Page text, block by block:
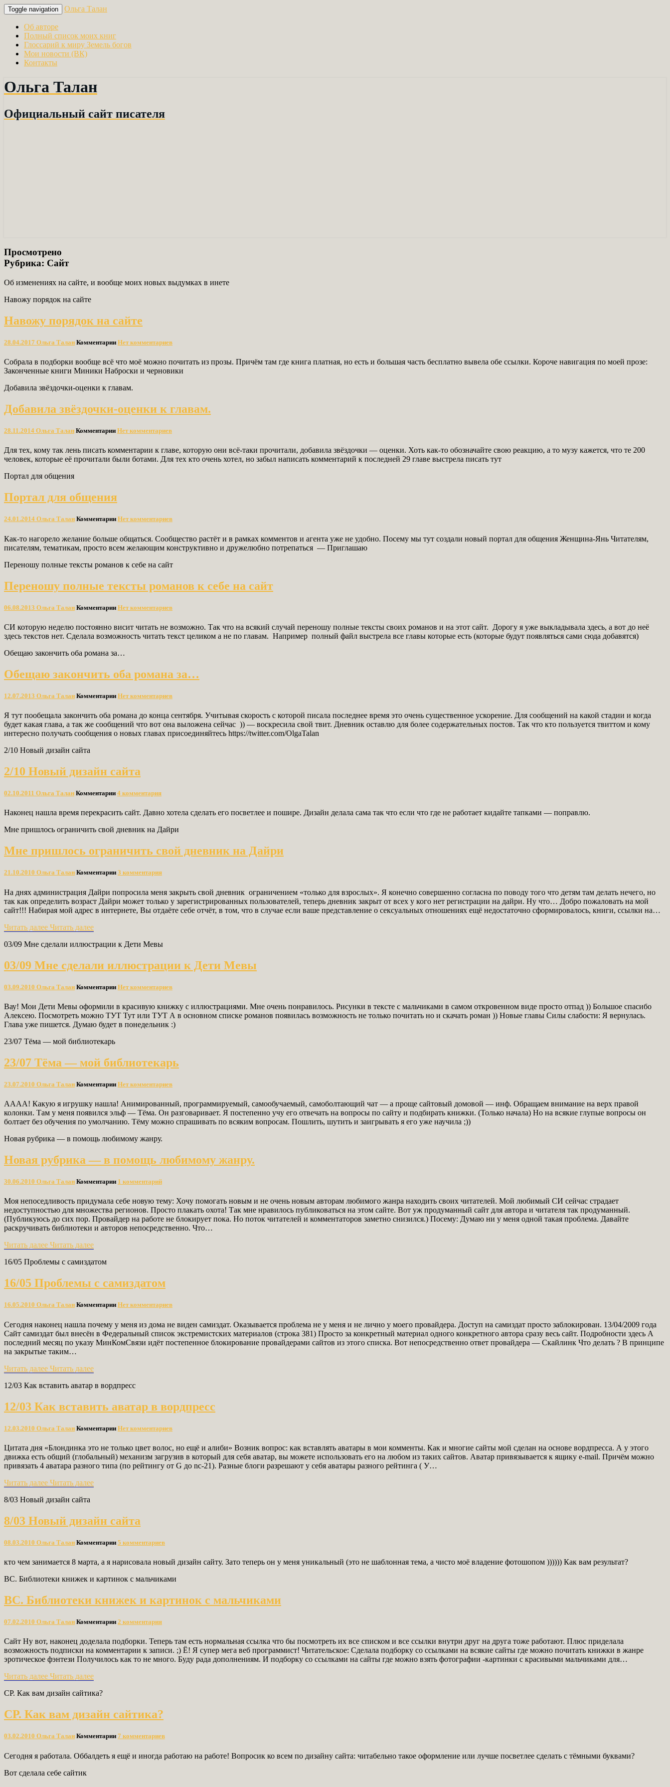
Toggle navigation Ольга Талан
Об авторе
Полный список моих книг
Глоссарий к миру Земель богов
Мои новости (ВК)
Контакты
Ольга Талан
Официальный сайт писателя
Просмотрено
Рубрика: Сайт
Об изменениях на сайте, и вообще моих новых выдумках в инете
Навожу порядок на сайте
Навожу порядок на сайте
28.04.2017 Ольга Талан Комментарии Нет комментариев
Собрала в подборки вообще всё что моё можно почитать из прозы. Причём там где книга платная, но есть и большая часть бесплатно вывела обе ссылки. Короче навигация по моей прозе:
Законченные книги Миники Наброски и черновики
Добавила звёздочки-оценки к главам.
Добавила звёздочки-оценки к главам.
28.11.2014 Ольга Талан Комментарии Нет комментариев
Для тех, кому так лень писать комментарии к главе, которую они всё-таки прочитали, добавила звёздочки — оценки. Хоть как-то обозначайте свою реакцию, а то музу кажется, что те 200
человек, которые её прочитали были ботами. Для тех кто очень хотел, но забыл написать комментарий к последней 29 главе выстрела писать тут
Портал для общения
Портал для общения
24.01.2014 Ольга Талан Комментарии Нет комментариев
Как-то нагорело желание больше общаться. Сообщество растёт и в рамках комментов и агента уже не удобно. Посему мы тут создали новый портал для общения Женщина-Янь Читателям,
писателям, тематикам, просто всем желающим конструктивно и дружелюбно потрепаться — Приглашаю
Переношу полные тексты романов к себе на сайт
Переношу полные тексты романов к себе на сайт
06.08.2013 Ольга Талан Комментарии Нет комментариев
СИ которую неделю постоянно висит читать не возможно. Так что на всякий случай переношу полные тексты своих романов и на этот сайт. Дорогу я уже выкладывала здесь, а вот до неё
здесь текстов нет. Сделала возможность читать текст целиком а не по главам. Например полный файл выстрела все главы которые есть (которые будут появляться сами сюда добавятся)
Обещаю закончить оба романа за…
Обещаю закончить оба романа за…
12.07.2013 Ольга Талан Комментарии Нет комментариев
Я тут пообещала закончить оба романа до конца сентября. Учитывая скорость с которой писала последнее время это очень существенное ускорение. Для сообщений на какой стадии и когда
будет какая глава, а так же сообщений что вот она выложена сейчас )) — воскресила свой твит. Дневник оставлю для более содержательных постов. Так что кто пользуется твиттом и кому
интересно получать сообщения о новых главах присоединяйтесь https://twitter.com/OlgaTalan
2/10 Новый дизайн сайта
2/10 Новый дизайн сайта
02.10.2011 Ольга Талан Комментарии 4 комментария
Наконец нашла время перекрасить сайт. Давно хотела сделать его посветлее и пошире. Дизайн делала сама так что если что где не работает кидайте тапками — поправлю.
Мне пришлось ограничить свой дневник на Дайри
Мне пришлось ограничить свой дневник на Дайри
21.10.2010 Ольга Талан Комментарии 3 комментария
На днях администрация Дайри попросила меня закрыть свой дневник ограничением «только для взрослых». Я конечно совершенно согласна по поводу того что детям там делать нечего, но
так как определить возраст Дайри может только у зарегистрированных пользователей, теперь дневник закрыт от всех у кого нет регистрации на дайри. Ну что… Добро пожаловать на мой
сайт!!! Набирая мой адрес в интернете, Вы отдаёте себе отчёт, в том, что в случае если ваше представление о сексуальных отношениях ещё недостаточно сформировалось, книги, ссылки на…
Читать далее Читать далее
03/09 Мне сделали иллюстрации к Дети Мевы
03/09 Мне сделали иллюстрации к Дети Мевы
03.09.2010 Ольга Талан Комментарии Нет комментариев
Вау! Мои Дети Мевы оформили в красивую книжку с иллюстрациями. Мне очень понравилось. Рисунки в тексте с мальчиками в самом откровенном виде просто отпад )) Большое спасибо
Алексею. Посмотреть можно ТУТ Тут или ТУТ А в основном списке романов появилась возможность не только почитать но и скачать роман )) Новые главы Силы слабости: Я вернулась.
Глава уже пишется. Думаю будет в понедельник :)
23/07 Тёма — мой библиотекарь
23/07 Тёма — мой библиотекарь
23.07.2010 Ольга Талан Комментарии Нет комментариев
АААА! Какую я игрушку нашла! Анимированный, программируемый, самообучаемый, самоболтающий чат — а проще сайтовый домовой — инф. Обращаем внимание на верх правой
колонки. Там у меня появился эльф — Тёма. Он разговаривает. Я постепенно учу его отвечать на вопросы по сайту и подбирать книжки. (Только начала) Но на всякие глупые вопросы он
болтает без обучения по умолчанию. Тёму можно спрашивать по всяким вопросам. Пошлить, шутить и заигрывать я его уже научила ;))
Новая рубрика — в помощь любимому жанру.
Новая рубрика — в помощь любимому жанру.
30.06.2010 Ольга Талан Комментарии 1 комментарий
Моя непоседливость придумала себе новую тему: Хочу помогать новым и не очень новым авторам любимого жанра находить своих читателей. Мой любимый СИ сейчас страдает
недоступностью для множества регионов. Просто плакать охота! Так мне нравилось публиковаться на этом сайте. Вот уж продуманный сайт для автора и читателя так продуманный.
(Публикуюсь до сих пор. Провайдер на работе не блокирует пока. Но поток читателей и комментаторов заметно снизился.) Посему: Думаю ни у меня одной такая проблема. Давайте
раскручивать библиотеки и авторов непосредственно. Что…
Читать далее Читать далее
16/05 Проблемы с самиздатом
16/05 Проблемы с самиздатом
16.05.2010 Ольга Талан Комментарии Нет комментариев
Сегодня наконец нашла почему у меня из дома не виден самиздат. Оказывается проблема не у меня и не лично у моего провайдера. Доступ на самиздат просто заблокирован. 13/04/2009 года
Сайт самиздат был внесён в Федеральный список экстремистских материалов (строка 381) Просто за конкретный материал одного конкретного автора сразу весь сайт. Подробности здесь А
последний месяц по указу МинКомСвязи идёт постепенное блокирование провайдерами сайтов из этого списка. Вот непосредственно ответ провайдера — Скайлинк Что делать ? В принципе
на закрытые таким…
Читать далее Читать далее
12/03 Как вставить аватар в вордпресс
12/03 Как вставить аватар в вордпресс
12.03.2010 Ольга Талан Комментарии Нет комментариев
Цитата дня «Блондинка это не только цвет волос, но ещё и алиби» Возник вопрос: как вставлять аватары в мои комменты. Как и многие сайты мой сделан на основе вордпресса. А у этого
движка есть общий (глобальный) механизм загрузив в который для себя аватар, вы можете использовать его на любом из таких сайтов. Аватар привязывается к ящику e-mail. Причём можно
привязать 4 аватара разного типа (по рейтингу от G до nc-21). Разные блоги разрешают у себя аватары разного рейтинга ( У…
Читать далее Читать далее
8/03 Новый дизайн сайта
8/03 Новый дизайн сайта
08.03.2010 Ольга Талан Комментарии 5 комментариев
кто чем занимается 8 марта, а я нарисовала новый дизайн сайту. Зато теперь он у меня уникальный (это не шаблонная тема, а чисто моё владение фотошопом )))))) Как вам результат?
ВС. Библиотеки книжек и картинок с мальчиками
ВС. Библиотеки книжек и картинок с мальчиками
07.02.2010 Ольга Талан Комментарии 2 комментария
Сайт Ну вот, наконец доделала подборки. Теперь там есть нормальная ссылка что бы посмотреть их все списком и все ссылки внутри друг на друга тоже работают. Плюс приделала
возможность подписки на комментарии к записи. ;) Ё! Я супер мега веб программист! Читательское: Сделала подборку со ссылками на всякие сайты где можно почитать книжки в жанре
эротическое фэнтези Получилось как то не много. Буду рада дополнениям. И подборку со ссылками на сайты где можно взять фотографии -картинки с красивыми мальчиками для…
Читать далее Читать далее
СР. Как вам дизайн сайтика?
СР. Как вам дизайн сайтика?
03.02.2010 Ольга Талан Комментарии 7 комментариев
Сегодня я работала. Оббалдеть я ещё и иногда работаю на работе! Вопросик ко всем по дизайну сайта: читабельно такое оформление или лучше посветлее сделать с тёмными буквами?
Вот сделала себе сайтик